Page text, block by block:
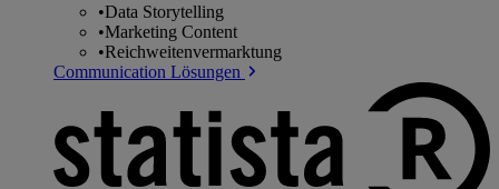
•Data Storytelling
•Marketing Content
•Reichweitenvermarktung
Communication Lösungen